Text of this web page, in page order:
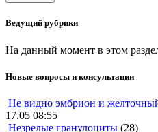
Ведущий рубрики
На данный момент в этом
Новые вопросы и консультации
Не видно эмбрион и
17.05 08:55
Незрелые гранулоциты (28)